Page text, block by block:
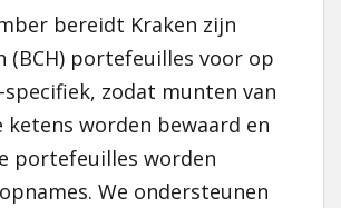
bereidt Kraken zijn
(BCH) portefeuilles voor op
specifiek, zodat munten van
worden bewaard en
portefeuilles worden
We ondersteunen